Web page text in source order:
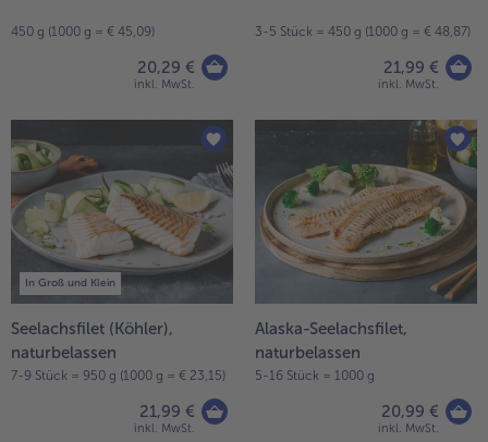
450 g (1000 g = € 45,09)
20,29 €
inkl. MwSt.
3-5 Stück = 450 g (1000 g = € 48,87)
21,99 €
inkl. MwSt.
In Groß und Klein
Seelachsfilet (Köhler),
naturbelassen
7-9 Stück = 950 g (1000 g = € 23,15)
21,99 €
inkl. MwSt.
Alaska-Seelachsfilet,
naturbelassen
5-16 Stück = 1000 g
20,99 €
inkl. MwSt.